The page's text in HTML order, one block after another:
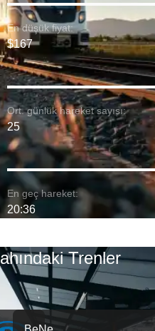
En düşük fiyat:
$167
Ort. günlük hareket sayısı:
25
En geç hareket:
20:36
Trenler